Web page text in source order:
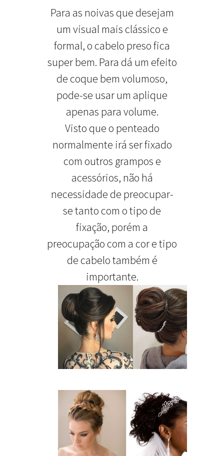
Para as noivas que desejam
um visual mais clássico e
formal, o cabelo preso fica
super bem. Para dá um efeito
de coque bem volumoso,
pode-se usar um aplique
apenas para volume.
Visto que o penteado
normalmente irá ser fixado
com outros grampos e
acessórios, não há
necessidade de preocupar-
se tanto com o tipo de
fixação, porém a
preocupação com a cor e tipo
de cabelo também é
importante.